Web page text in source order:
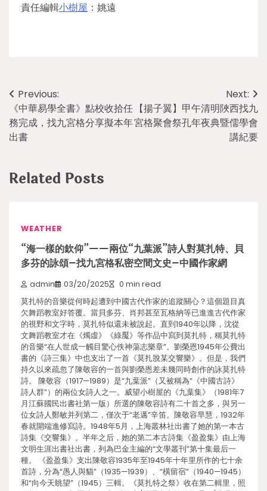
責任編輯小樹屋 ：姚遠
Post
navigation
Previous:
《中華易學全書》點校收拾任
務完成，找九宮格分享擬本年
出書
Next:
【揚子翼】甲午清明陜西找九
宮格聚會祭孔年夜典暨儒學會
講紀要
Related Posts
WEATHER
“海一樣的欽仰”——兩位“九葉派”詩人對莫扎特、貝
多芬的詠頌–找九宮格私密空間文史–中國作家網
admin 03/20/2025 0 min read
莫扎特的音樂從何時起遭到中國古代作家的追蹤關心？這個題目真
欠舞蹈教室好答覆。當貝多芬、肖邦甚至瓦格納等已進進古代作家
的視野和文字時，莫扎特似還未被說起。直到1940年以降，沈從
文舞蹈教室才在《燭虛》《綠魘》等作品中寫到莫扎特，稱莫扎特
的音樂“在人世成一觸目驚心佚神蕩志樂章”。劉榮恩1945年公費出
書的《詩三集》中也支出了一首《莫扎脫某交響樂》。但是，我們
持久以來疏忽了陳敬容的一首與劉榮恩差未幾同時創作的詠莫扎特
詩。 陳敬容（1917—1989）是“九葉派”（又被稱為“《中國古詩》
詩人群”）的兩位女詩人之一。威望小樹屋的《九葉集》（1981年7
月江蘇國民出書社第一版）所選的陳敬容詩有二十首之多，與另一
位女詩人鄭敏并列第二，僅次于“老邁”辛笛。陳敬容早慧，1932年
春就開端進修寫詩。1948年5月，上海叢林社出書了她的第一本古
詩集《交響集》。半年之后，她的第二本古詩集《盈盈集》由上海
文明生涯出書社出書，列為巴金主編的“文學叢刊”第十集最后一
種。 《盈盈集》支出陳敬容1935年至1945年十年里所作的七十余
首詩，分為“愚人與貓”（1935—1939）、“橫留宿”（1940—1945）
和“向今天眺望”（1945）三輯。《莫扎特之祭》收在第二輯里，照